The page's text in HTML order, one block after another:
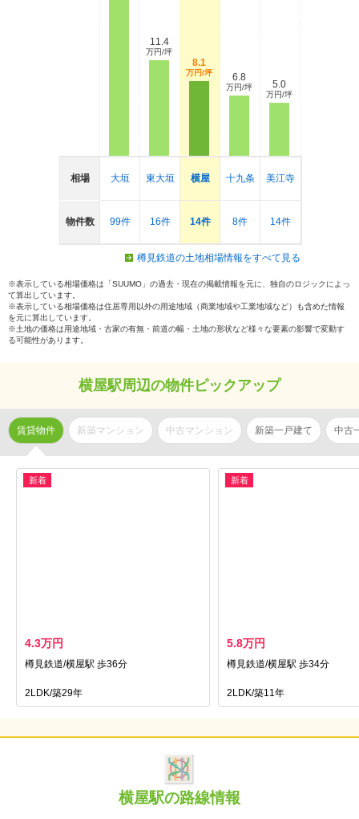
相場
物件数
大垣
99件
11.4
万円/坪
東大垣
16件
8.1
万円/坪
横屋
14件
6.8
万円/坪
十九条
8件
5.0
万円/坪
美江寺
14件
樽見鉄道の土地相場情報をすべて見る
※表示している相場価格は「SUUMO」の過去・現在の掲載情報を元に、独自のロジックによっ
て算出しています。
※表示している相場価格は住居専用以外の用途地域（商業地域や工業地域など）も含めた情報
を元に算出しています。
※土地の価格は用途地域・古家の有無・前道の幅・土地の形状など様々な要素の影響で変動す
る可能性があります。
横屋駅周辺の物件ピックアップ
賃貸物件 新築マンション 中古マンション 新築一戸建て 中古
新着
4.3万円
樽見鉄道/横屋駅 歩36分
2LDK/築29年
新着
5.8万円
樽見鉄道/横屋駅 歩34分
2LDK/築11年
横屋駅の路線情報